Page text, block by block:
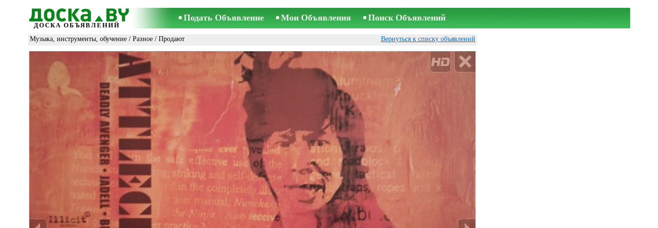
ДОСКА ОБЪЯВЛЕНИЙ
Подать Объявление Мои Объявления Поиск Объявлений
Музыка, инструменты, обучение / Разное / Продают Вернуться к списку объявлений